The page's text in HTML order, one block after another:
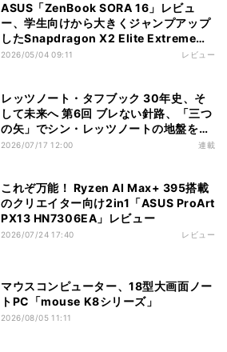
ASUS「ZenBook SORA 16」レビュ
ー、学生向けから大きくジャンプアップ
したSnapdragon X2 Elite Extremeノ
ートPC
2026/05/04 09:11 レビュー
レッツノート・タフブック 30年史、そ
して未来へ 第6回 ブレない針路、「三つ
の矢」でシン・レッツノートの地盤を築
く
2026/07/17 12:00 連載
これぞ万能！ Ryzen AI Max+ 395搭載
のクリエイター向け2in1「ASUS ProArt
PX13 HN7306EA」レビュー
2026/07/24 17:40 レビュー
マウスコンピューター、18型大画面ノー
トPC「mouse K8シリーズ」
2026/08/05 11:11